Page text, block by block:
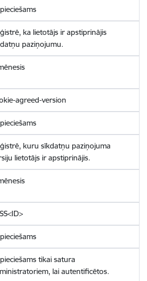
ka lietotājs ir apstiprinājis
paziņojumu.
agreed-version
kuru sīkdatņu paziņojuma
lietotājs ir apstiprinājis.
tikai satura
lai autentificētos.